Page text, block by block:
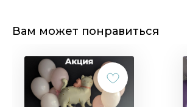
Вам может понравиться